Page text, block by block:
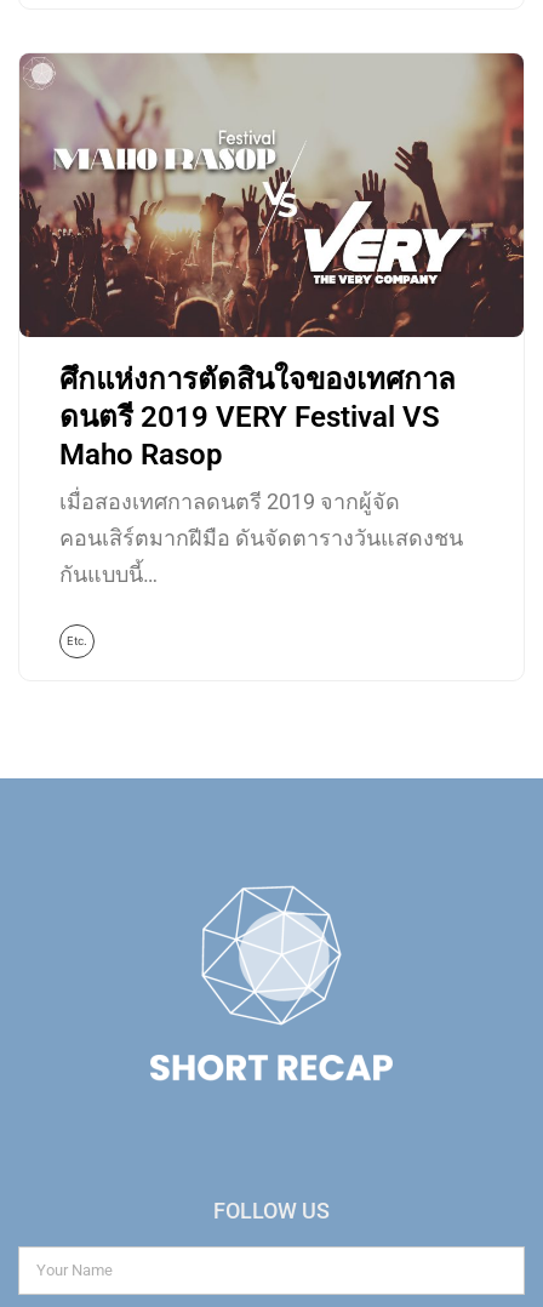
ศึกแห่งการตัดสินใจของเทศกาล
ดนตรี 2019 VERY Festival VS
Maho Rasop
เมื่อสองเทศกาลดนตรี 2019 จากผู้จัด
คอนเสิร์ตมากฝีมือ ดันจัดตารางวันแสดงชน
กันแบบนี้…
Etc.
FOLLOW US